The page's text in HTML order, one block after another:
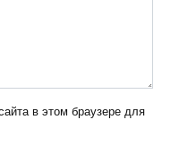
в этом браузере для